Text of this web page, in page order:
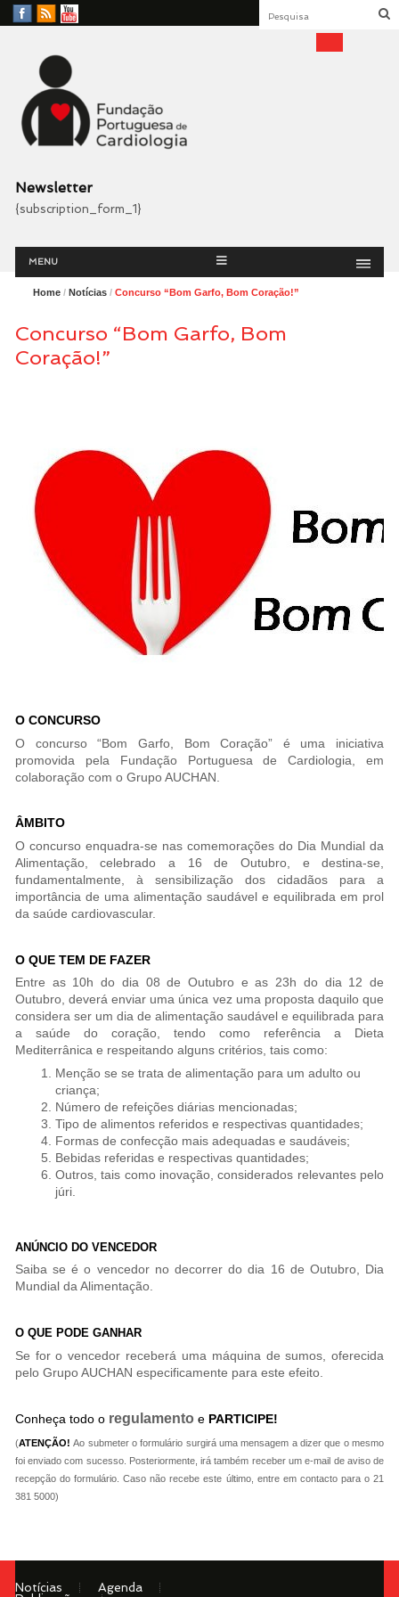
Facebook
RSS
YouTube
Fundação Portuguesa
Cardiologia
Newsletter
{subscription_form_1}
Menu
MENU
Home/ Notícias/ Concurso “Bom Garfo, Bom Coração!”
Concurso “Bom Garfo, Bom
Coração!”
O CONCURSO
O concurso “Bom Garfo, Bom Coração” é uma iniciativa
promovida pela Fundação Portuguesa de Cardiologia, em
colaboração com o Grupo AUCHAN.
ÂMBITO
O concurso enquadra-se nas comemorações do Dia Mundial da
Alimentação, celebrado a 16 de Outubro, e destina-se,
fundamentalmente, à sensibilização dos cidadãos para a
importância de uma alimentação saudável e equilibrada em prol
da saúde cardiovascular.
O QUE TEM DE FAZER
Entre as 10h do dia 08 de Outubro e as 23h do dia 12 de
Outubro, deverá enviar uma única vez uma proposta daquilo que
considera ser um dia de alimentação saudável e equilibrada para
a saúde do coração, tendo como referência a Dieta
Mediterrânica e respeitando alguns critérios, tais como:
Menção se se trata de alimentação para um adulto ou
criança;
Número de refeições diárias mencionadas;
Tipo de alimentos referidos e respectivas quantidades;
Formas de confecção mais adequadas e saudáveis;
Bebidas referidas e respectivas quantidades;
Outros, tais como inovação, considerados relevantes pelo
júri.
ANÚNCIO DO VENCEDOR
Saiba se é o vencedor no decorrer do dia 16 de Outubro, Dia
Mundial da Alimentação.
O QUE PODE GANHAR
Se for o vencedor receberá uma máquina de sumos, oferecida
pelo Grupo AUCHAN especificamente para este efeito.
Conheça todo o regulamento ePARTICIPE!
(ATENÇÃO! Ao submeter o formulário surgirá uma mensagem a dizer que o mesmo
foi enviado com sucesso. Posteriormente, irá também receber um e-mail de aviso de
recepção do formulário. Caso não recebe este último, entre em contacto para o 21
381 5000)
Notícias
Agenda